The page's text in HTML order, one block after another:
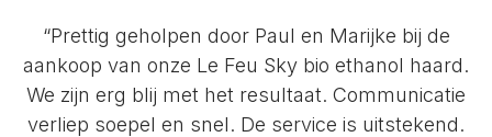
“Prettig geholpen door Paul en Marijke bij de
aankoop van onze Le Feu Sky bio ethanol haard.
We zijn erg blij met het resultaat. Communicatie
verliep soepel en snel. De service is uitstekend.